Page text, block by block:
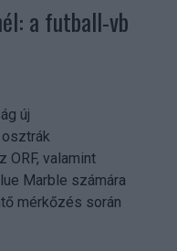
a futball-vb
új
ORF, valamint
Marble számára
mérkőzés során